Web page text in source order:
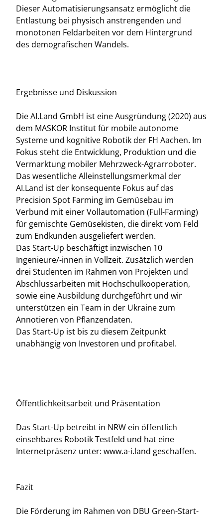
Dieser Automatisierungsansatz ermöglicht die
Entlastung bei physisch anstrengenden und
monotonen Feldarbeiten vor dem Hintergrund
des demografischen Wandels.
Ergebnisse und Diskussion
Die AI.Land GmbH ist eine Ausgründung (2020) aus
dem MASKOR Institut für mobile autonome
Systeme und kognitive Robotik der FH Aachen. Im
Fokus steht die Entwicklung, Produktion und die
Vermarktung mobiler Mehrzweck-Agrarroboter.
Das wesentliche Alleinstellungsmerkmal der
AI.Land ist der konsequente Fokus auf das
Precision Spot Farming im Gemüsebau im
Verbund mit einer Vollautomation (Full-Farming)
für gemischte Gemüsekisten, die direkt vom Feld
zum Endkunden ausgeliefert werden.
Das Start-Up beschäftigt inzwischen 10
Ingenieure/-innen in Vollzeit. Zusätzlich werden
drei Studenten im Rahmen von Projekten und
Abschlussarbeiten mit Hochschulkooperation,
sowie eine Ausbildung durchgeführt und wir
unterstützen ein Team in der Ukraine zum
Annotieren von Pflanzendaten.
Das Start-Up ist bis zu diesem Zeitpunkt
unabhängig von Investoren und profitabel.
Öffentlichkeitsarbeit und Präsentation
Das Start-Up betreibt in NRW ein öffentlich
einsehbares Robotik Testfeld und hat eine
Internetpräsenz unter: www.a-i.land geschaffen.
Fazit
Die Förderung im Rahmen von DBU Green-Start-